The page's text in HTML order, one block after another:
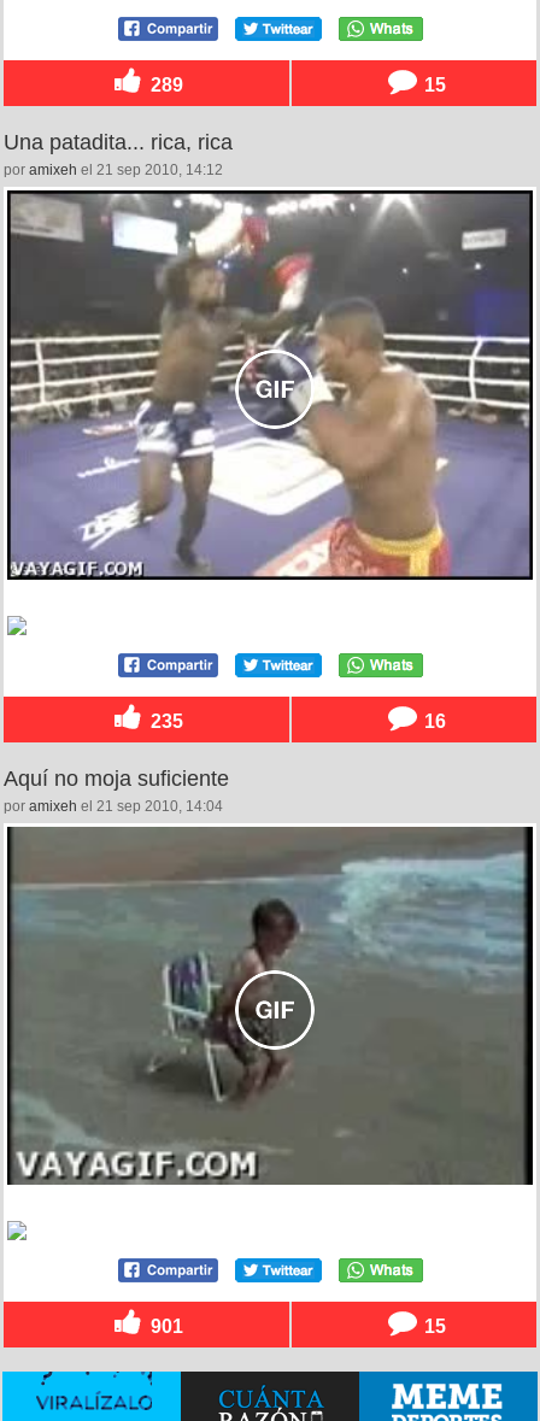
289 15
Una patadita... rica, rica
por amixeh el 21 sep 2010, 14:12
235 16
Aquí no moja suficiente
por amixeh el 21 sep 2010, 14:04
901 15